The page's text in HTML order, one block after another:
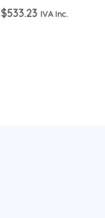
$533.23 IVA Inc.